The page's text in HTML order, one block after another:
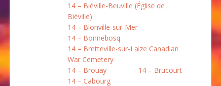
14 – Biéville-Beuville (Église de
Biéville)
14 – Blonville-sur-Mer
14 – Bonnebosq
14 – Bretteville-sur-Laize Canadian
War Cemetery
14 – Brouay
14 – Brucourt
14 – Cabourg